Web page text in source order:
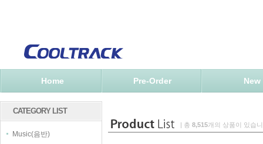
Home Pre-Order New
CATEGORY LIST
Music(음반)
| 총 8,515개의 상품이 있습